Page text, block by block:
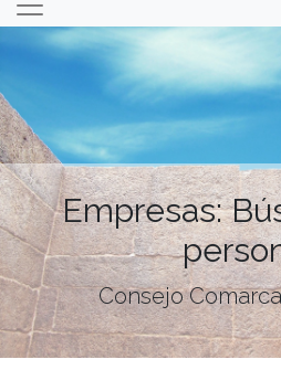
Empresas:
Consejo